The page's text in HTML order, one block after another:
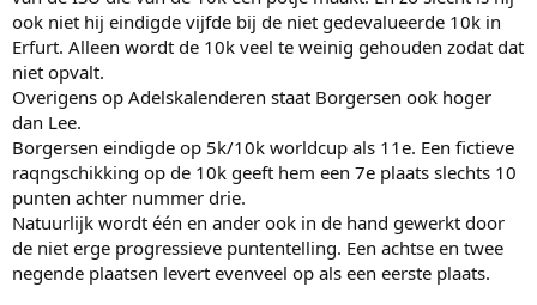
Je hebt het over een vergelijking met skieën. er is nog nooit een
skiër winnaar geworden van de worlcup algemeen die minder
dan de helft van het aantal disciplines beheerste. Ingemar
Stenmark en Alberto Tomba zijn wellicht de meest
gespecialiseerde winnaars geweest maar van de vier disciplines
waren zijn absolute top in twee en in de derde (SuperG) waren
zijn ook heel behoorlijk (top 10). De kombinatie reken ik even
miet mee daar waren er niet zoveel van.
Gerrit Stevens
ook niet hij eindigde vijfde bij de niet gedevalueerde 10k in
Erfurt. Alleen wordt de 10k veel te weinig gehouden zodat dat
niet opvalt.
Overigens op Adelskalenderen staat Borgersen ook hoger
dan Lee.
Borgersen eindigde op 5k/10k worldcup als 11e. Een fictieve
raqngschikking op de 10k geeft hem een 7e plaats slechts 10
punten achter nummer drie.
Natuurlijk wordt één en ander ook in de hand gewerkt door
de niet erge progressieve puntentelling. Een achtse en twee
negende plaatsen levert evenveel op als een eerste plaats.